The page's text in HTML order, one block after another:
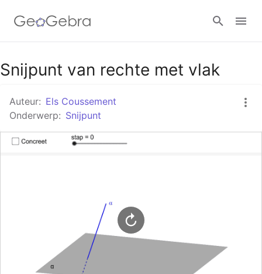
Google Classroom
GeoGebra Klaslokaal
Snijpunt van rechte met vlak
Auteur: Els Coussement
Onderwerp: Snijpunt